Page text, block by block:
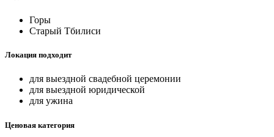
Горы
Старый Тбилиси
Локация подходит
для выездной свадебной церемонии
для выездной юридической
для ужина
Ценовая категория